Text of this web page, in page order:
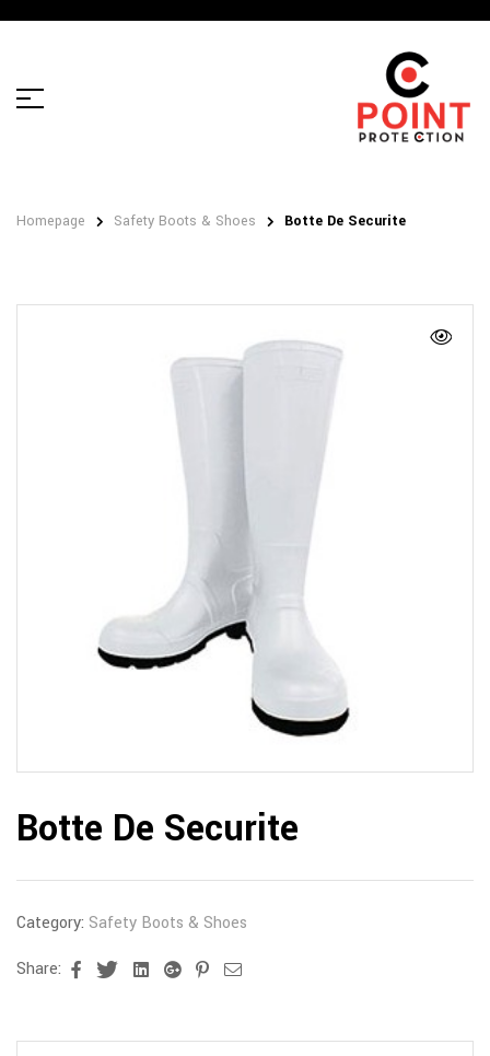
Homepage Safety Boots & Shoes Botte De Securite
Botte De Securite
Category: Safety Boots & Shoes
Share:
FacebookTwitterLinkedinGoogle+Pinterest